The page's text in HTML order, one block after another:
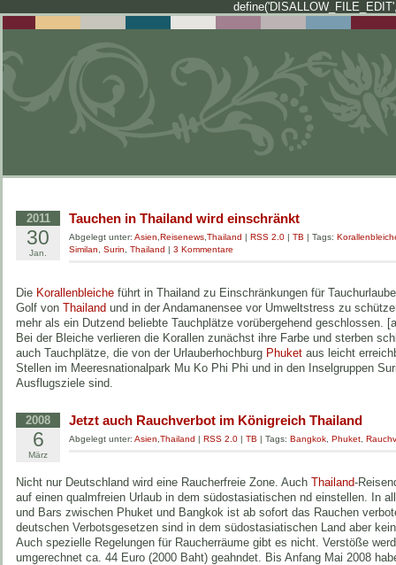
2011
30
Jan.
Tauchen in Thailand wird einschränkt
Abgelegt unter: Asien Reisenews Thailand | RSS 2.0 | TB | Tags:
Similan
Surin Thailand | 3 Kommentare
Die Korallenbleiche führt in Thailand zu Einschränkungen für
Golf von Thailand und in der Andamanensee vor Umweltstress zu
mehr als ein Dutzend beliebte Tauchplätze vorübergehend geschlossen.
Bei der Bleiche verlieren die Korallen zunächst ihre Farbe und sterben
auch Tauchplätze, die von der Urlauberhochburg Phuket aus leicht
Stellen im Meeresnationalpark Mu Ko Phi Phi und in den Inselgruppen
Ausflugsziele sind.
2008
6
März
Jetzt auch Rauchverbot im Königreich Thailand
Abgelegt unter: Asien Thailand | RSS 2.0 | TB | Tags: Bangkok Phuket
Nicht nur Deutschland wird eine Raucherfreie Zone. Auch Thailand-
auf einen qualmfreien Urlaub in dem südostasiatischen nd einstellen. In
und Bars zwischen Phuket und Bangkok ist ab sofort das Rauchen
deutschen Verbotsgesetzen sind in dem südostasiatischen Land aber
Auch spezielle Regelungen für Raucherräume gibt es nicht. Verstöße
umgerechnet ca. 44 Euro (2000 Baht) geahndet. Bis Anfang Mai 2008